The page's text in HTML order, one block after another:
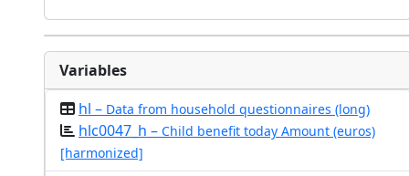
Variables
hl – Data from household questionnaires (long)
hlc0047_h – Child benefit today Amount (euros)
[harmonized]